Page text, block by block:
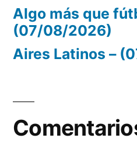
Algo más que
(07/08/2026)
Aires Latinos –